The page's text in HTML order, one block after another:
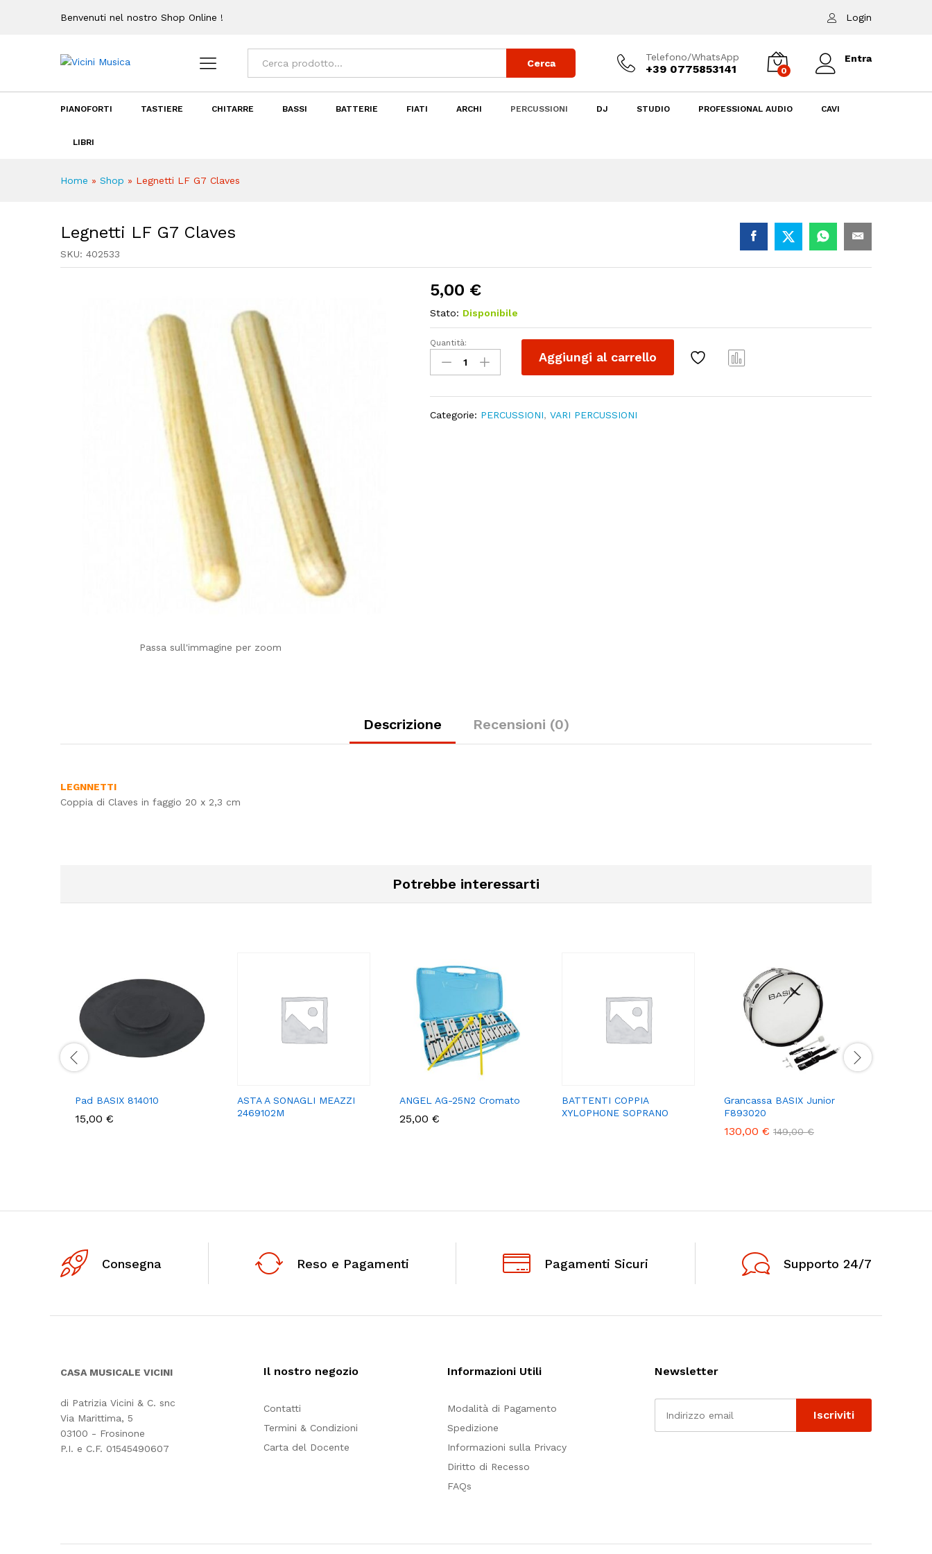
Benvenuti nel nostro Shop Online ! Login
Categorie Cerca
Telefono/WhatsApp
+39 0775853141 0
Entra
PIANOFORTI TASTIERE CHITARRE BASSI BATTERIE FIATI ARCHI PERCUSSIONI DJ STUDIO PROFESSIONAL AUDIO CAVI
LIBRI
Home » Shop » Legnetti LF G7 Claves
Legnetti LF G7 Claves
SKU: 402533
Passa sull'immagine per zoom
5,00 €
Stato: Disponibile
Legnetti
LF
G7
Quantità:
Aggiungi al carrello
Categorie: PERCUSSIONI,VARI PERCUSSIONI
Descrizione Recensioni (0)
LEGNNETTI
Coppia di Claves in faggio 20 x 2,3 cm
Potrebbe interessarti
Pad BASIX 814010
15,00 €
ASTA A SONAGLI MEAZZI
2469102M
ANGEL AG-25N2 Cromato
25,00 €
BATTENTI COPPIA
XYLOPHONE SOPRANO
Grancassa BASIX Junior
F893020
130,00 € 149,00€
Consegna Reso e Pagamenti Pagamenti Sicuri Supporto 24/7
CASA MUSICALE VICINI
di Patrizia Vicini & C. snc
Via Marittima, 5
03100 - Frosinone
P.I. e C.F. 01545490607
Il nostro negozio
Contatti
Termini & Condizioni
Carta del Docente
Informazioni Utili
Modalità di Pagamento
Spedizione
Informazioni sulla Privacy
Diritto di Recesso
FAQs
Newsletter
Legnetti LF G7 Claves Aggiungi al carrello